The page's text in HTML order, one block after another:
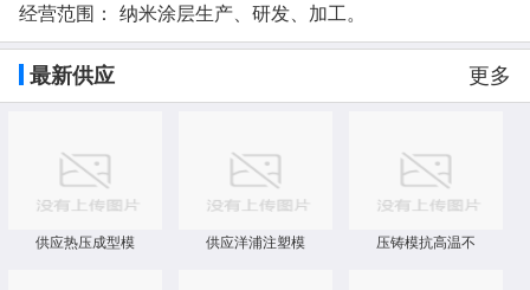
经营范围： 纳米涂层生产、研发、加工。
最新供应 更多
供应热压成型模 供应洋浦注塑模 压铸模抗高温不